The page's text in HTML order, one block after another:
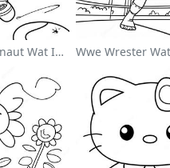
Schattige Astronaut Wat In Ruimte Drif Inkleurblad